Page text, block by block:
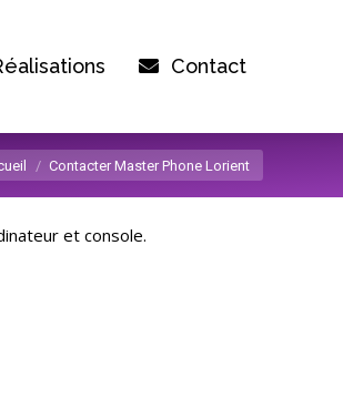
Contact
êtes ici :Contacter Master Phone Lorient
et console.